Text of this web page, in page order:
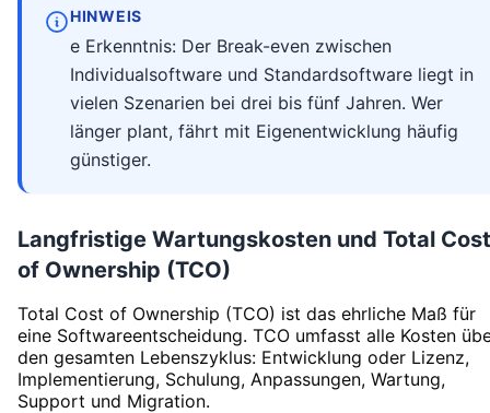
HINWEIS
e Erkenntnis: Der Break-even zwischen
Individualsoftware und Standardsoftware liegt in
vielen Szenarien bei drei bis fünf Jahren. Wer
länger plant, fährt mit Eigenentwicklung häufig
günstiger.
Langfristige Wartungskosten und Total Cost
of Ownership (TCO)
Total Cost of Ownership (TCO) ist das ehrliche Maß für
eine Softwareentscheidung. TCO umfasst alle Kosten
den gesamten Lebenszyklus: Entwicklung oder Lizenz,
Implementierung, Schulung, Anpassungen, Wartung,
Support und Migration.